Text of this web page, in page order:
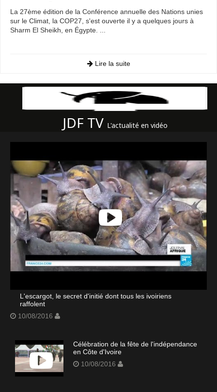
La 27ème édition de la Conférence annuelle des Nations unies
sur le Climat, la COP27, s'est ouverte il y a quelques jours à
Sharm El Sheikh, en Égypte. ...
Lire la suite
JDF TV L'actualité en vidéo
L'escargot, le secret d'initié dont tous les ivoiriens
raffolent
10/08/2016
Célébration de la fête de l'indépendance
en Côte d'Ivoire
10/08/2016